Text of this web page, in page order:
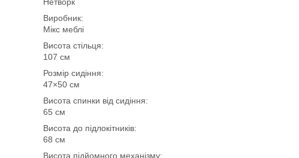
Виробник:
Мікс меблі
Висота стільця:
107 см
Розмір сидіння:
47×50 см
Висота спинки від сидіння:
65 см
Висота до підлокітників:
68 см
Висота підйомного механізму: